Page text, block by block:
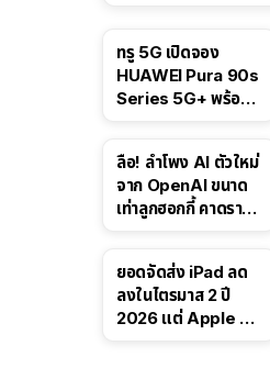
ทรู 5G เปิดจอง
HUAWEI Pura 90s
Series 5G+ พร้อม
ลือ! ลำโพง AI ตัวใหม่
จาก OpenAI ขนาด
เท่าลูกฮอกกี้ คาดราคา
ยอดจัดส่ง iPad ลด
ลงในไตรมาส 2 ปี
2026 แต่ Apple ยัง